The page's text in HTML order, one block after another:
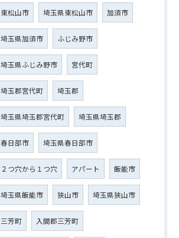
東松山市 埼玉県東松山市 加須市
埼玉県加須市 ふじみ野市
埼玉県ふじみ野市 宮代町
埼玉郡宮代町 埼玉郡
埼玉県埼玉郡宮代町 埼玉県埼玉郡
春日部市 埼玉県春日部市
２つ穴から１つ穴 アパート 飯能市
埼玉県飯能市 狭山市 埼玉県狭山市
三芳町 入間郡三芳町